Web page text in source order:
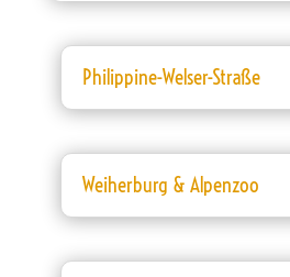
Philippine-Welser-Straße
Weiherburg & Alpenzoo